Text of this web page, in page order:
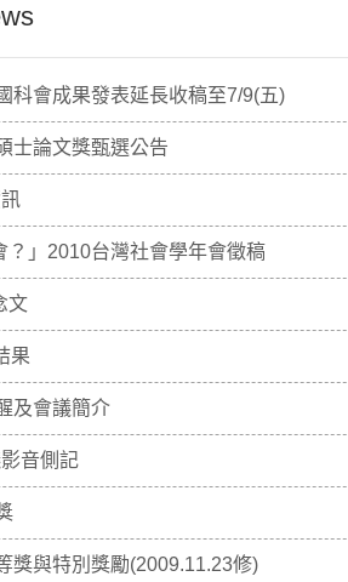
科會成果發表延長收稿至7/9(五)
士論文獎甄選公告
？」2010台灣社會學年會徵稿
文
果
及會議簡介
音側記
獎與特別獎勵(2009.11.23修)